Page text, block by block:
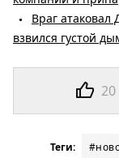
20
Враг
взвился густой
Теги: